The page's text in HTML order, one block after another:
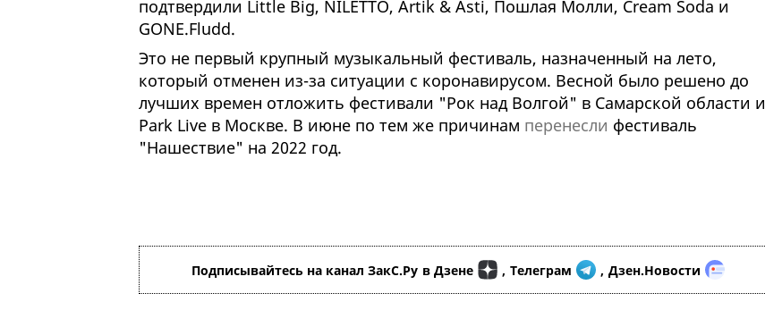
подтвердили Little Big, NILETTO, Artik & Asti, Пошлая Молли, Cream Soda и
GONE.Fludd.
Это не первый крупный музыкальный фестиваль, назначенный на лето,
который отменен из-за ситуации с коронавирусом. Весной было решено до
лучших времен отложить фестивали "Рок над Волгой" в Самарской области и
Park Live в Москве. В июне по тем же причинам перенесли фестиваль
"Нашествие" на 2022 год.
Подписывайтесь на канал ЗакС.Ру в Дзене , Телеграм , Дзен.Новости